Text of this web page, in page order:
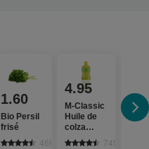
1.60
Bio Persil
frisé
469
4.95
M-Classic
Huile de
colza
suisse
745